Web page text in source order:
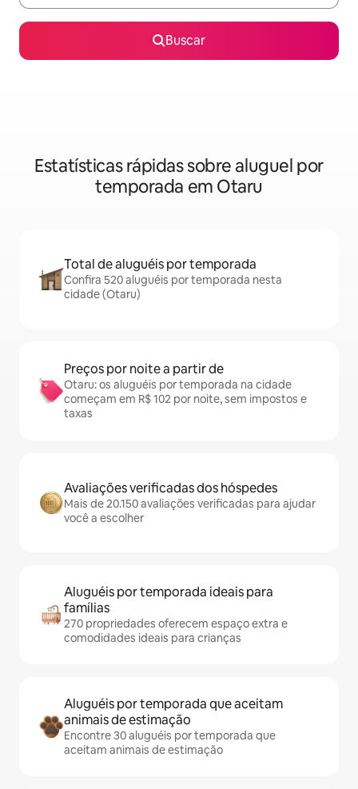
Buscar
Estatísticas rápidas sobre aluguel por
temporada em Otaru
Total de aluguéis por temporada
Confira 520 aluguéis por temporada nesta
cidade (Otaru)
Preços por noite a partir de
Otaru: os aluguéis por temporada na cidade
começam em R$ 102 por noite, sem impostos e
taxas
Avaliações verificadas dos hóspedes
Mais de 20.150 avaliações verificadas para ajudar
você a escolher
Aluguéis por temporada ideais para
famílias
270 propriedades oferecem espaço extra e
comodidades ideais para crianças
Aluguéis por temporada que aceitam
animais de estimação
Encontre 30 aluguéis por temporada que
aceitam animais de estimação